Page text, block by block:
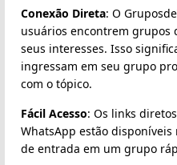
Conexão Direta: O
usuários encontrem grupos
seus interesses. Isso
ingressam em seu grupo
com o tópico.
Fácil Acesso: Os links
WhatsApp estão
de entrada em um grupo